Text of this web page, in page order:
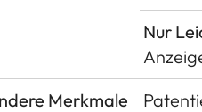
Nur
Merkmale